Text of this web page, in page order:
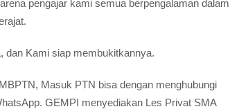
pengajar kami semua berpengalaman dalam
dan Kami siap membukitkannya.
Masuk PTN bisa dengan menghubungi
GEMPI menyediakan Les Privat SMA